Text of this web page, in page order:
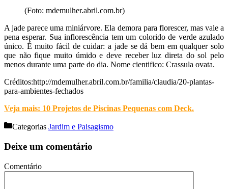
(Foto: mdemulher.abril.com.br)
A jade parece uma miniárvore. Ela demora para florescer, mas vale a
pena esperar. Sua inflorescência tem um colorido de verde azulado
único. É muito fácil de cuidar: a jade se dá bem em qualquer solo
que não fique muito úmido e deve receber luz direta do sol pelo
menos durante uma parte do dia. Nome cientifico: Crassula ovata.
Créditos:http://mdemulher.abril.com.br/familia/claudia/20-plantas-
para-ambientes-fechados
Veja mais: 10 Projetos de Piscinas Pequenas com Deck.
Categorias Jardim e Paisagismo
Deixe um comentário
Comentário